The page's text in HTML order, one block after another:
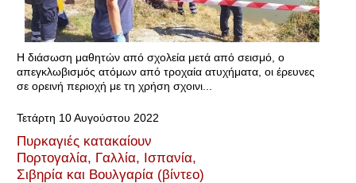
Η διάσωση μαθητών από σχολεία μετά από σεισμό, ο
απεγκλωβισμός ατόμων από τροχαία ατυχήματα, οι έρευνες
σε ορεινή περιοχή με τη χρήση σχοινι...
Τετάρτη 10 Αυγούστου 2022
Πυρκαγιές κατακαίουν
Πορτογαλία, Γαλλία, Ισπανία,
Σιβηρία και Βουλγαρία (βίντεο)